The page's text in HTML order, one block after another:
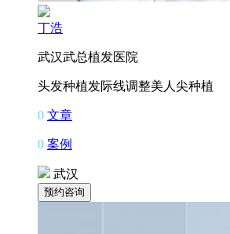
丁浩
武汉武总植发医院
头发种植发际线调整美人尖种植
0 文章
0 案例
武汉